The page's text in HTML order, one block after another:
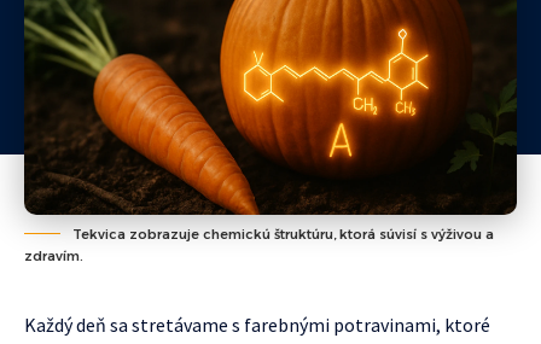
Tekvica zobrazuje chemickú štruktúru, ktorá súvisí s výživou a
zdravím.
Každý deň sa stretávame s farebnými potravinami, ktoré